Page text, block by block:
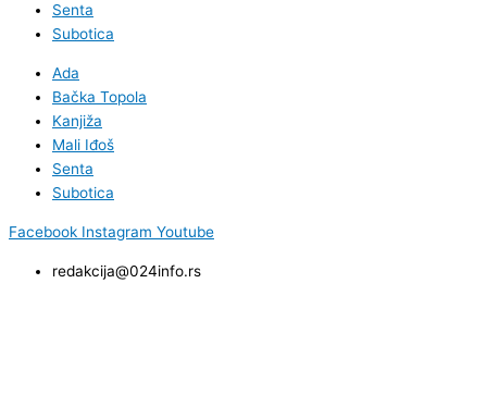
Senta
Subotica
Ada
Bačka Topola
Kanjiža
Mali Iđoš
Senta
Subotica
Facebook Instagram Youtube
redakcija@024info.rs